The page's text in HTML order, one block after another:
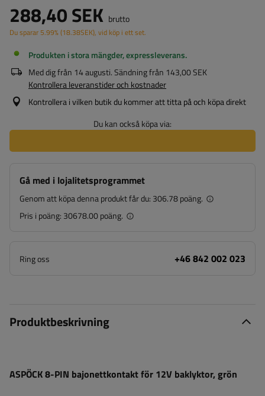
288,40 SEK brutto
Du sparar 5.99%(18.38SEK), vid köp i ett set.
Produkten i stora mängder, expressleverans
Med dig från 14 augusti. Sändning från 143,00 SEK
Kontrollera leveranstider och kostnader
Kontrollera i vilken butik du kommer att titta på och köpa direkt
Du kan också köpa via:
Gå med i lojalitetsprogrammet
Genom att köpa denna produkt får du: 306.78 poäng.
Pris i poäng: 30678.00 poäng.
Ring oss +46 842 002 023
Produktbeskrivning
ASPÖCK 8-PIN bajonettkontakt för 12V baklyktor, grön